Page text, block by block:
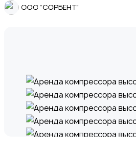
ООО "СОРБЕНТ"